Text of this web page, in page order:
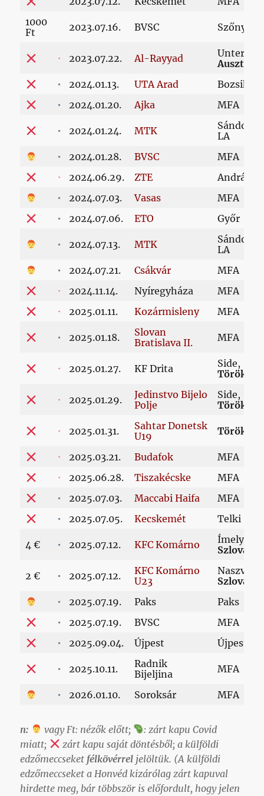
1000
Ft
2023.07.16. BVSC Szőnyi út
2023.07.22. Al-Rayyad
Ausztria
2024.01.13.
UTA Arad
Bozsik
2024.01.20.
Ajka MFA
2024.01.24. MTK
Sándor
LA
2024.01.28.
BVSC
MFA
2024.06.29.
ZTE
2024.07.03.
Vasas
MFA
2024.07.06.
ETO Győr
2024.07.13. MTK
Sándor
LA
2024.07.21.
Csákvár
MFA
2024.11.14.
Nyíregyháza
MFA
2025.01.11.
Kozármisleny MFA
2025.01.18.
Slovan
Bratislava II.
MFA
2025.01.27. KF Drita
Side,
2025.01.29.
Jedinstvo Bijelo
Polje
Side,
2025.01.31.
Sahtar Donetsk
U19
2025.03.21. Budafok
MFA
2025.06.28.
Tiszakécske
MFA
2025.07.03.
Maccabi Haifa
MFA
2025.07.05.
Kecskemét Telki
4 € 2025.07.12. KFC Komárno
Ímely,
Szlovákia
2 € 2025.07.12.
KFC Komárno
U23
Naszvad,
Szlovákia
2025.07.19.
Paks
Paks
2025.07.19.
BVSC
MFA
2025.09.04.
Újpest Újpest
2025.10.11.
Radnik
Bijeljina
MFA
2026.01.10. Soroksár MFA
n: vagy Ft: nézők előtt;
: zárt kapu Covid
miatt;
zárt kapu saját döntésből; a külföldi
edzőmeccseket félkövérrel jelöltük. (A külföldi
edzőmeccseket a Honvéd kizárólag zárt kapuval
hirdette meg, bár többször is előfordult, hogy jelen